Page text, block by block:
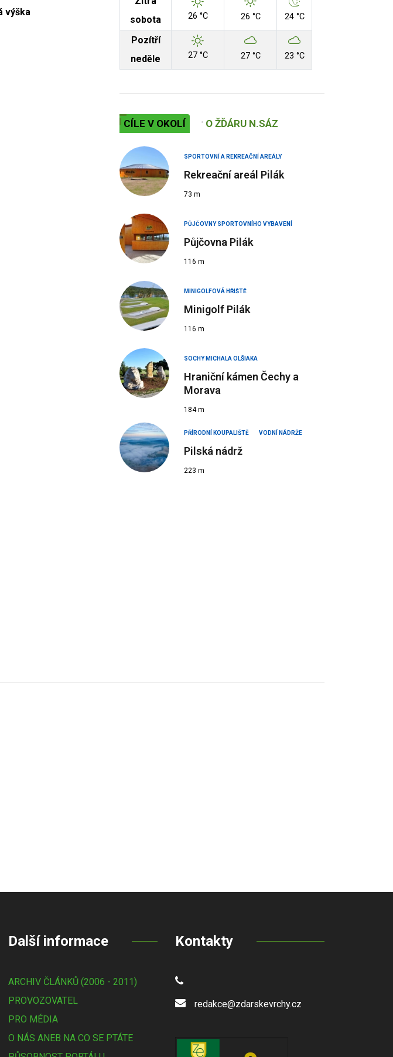
výška
sobota
26 °C 26 °C 24 °C
Pozítří
neděle
27 °C 27 °C 23 °C
CÍLE V OKOLÍ O ŽĎÁRU N.SÁZ
SPORTOVNÍ A REKREAČNÍ AREÁLY
Rekreační areál Pilák
73 m
PŮJČOVNY SPORTOVNÍHO VYBAVENÍ
Půjčovna Pilák
116 m
MINIGOLFOVÁ HŘIŠTĚ
Minigolf Pilák
116 m
SOCHY MICHALA OLŠIAKA
Hraniční kámen Čechy a
Morava
184 m
PŘÍRODNÍ KOUPALIŠTĚ VODNÍ NÁDRŽE
Pilská nádrž
223 m
Další informace
ARCHIV ČLÁNKŮ (2006 - 2011)
PROVOZOVATEL
PRO MÉDIA
O NÁS ANEB NA CO SE PTÁTE
Kontakty
redakce@zdarskevrchy.cz